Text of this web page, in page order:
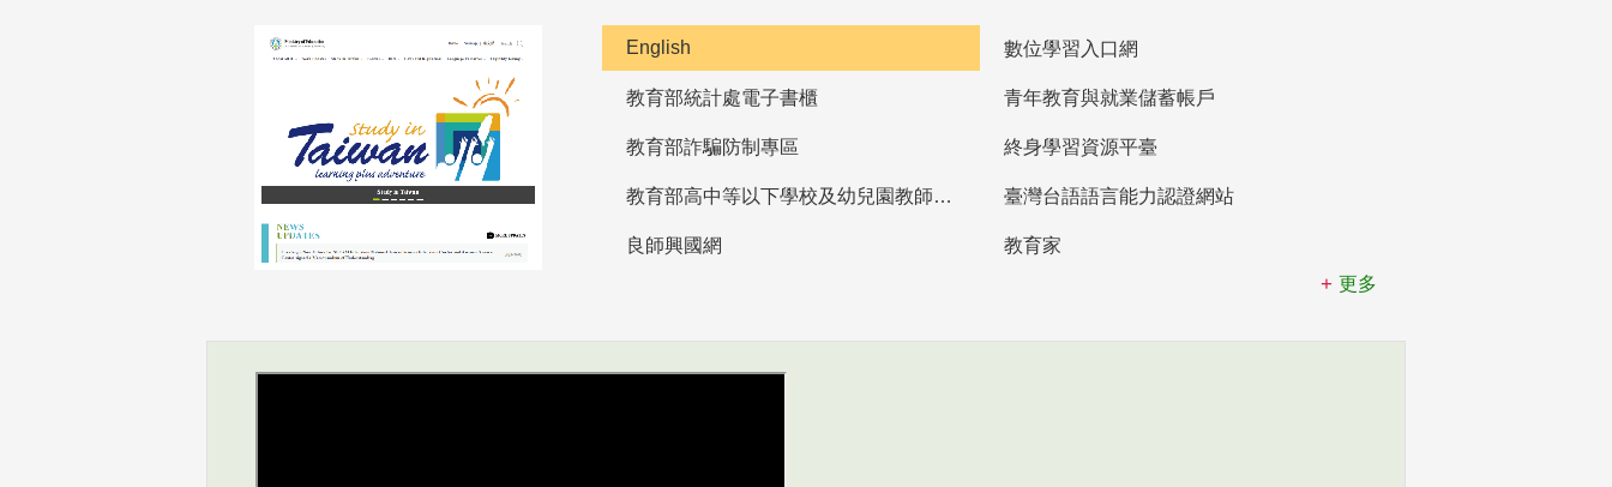
English 數位學習入口網
教育部統計處電子書櫃 青年教育與就業儲蓄帳戶
教育部詐騙防制專區 終身學習資源平臺
教育部高中等以下學校及幼兒園教師資格檢定考試 臺灣台語語言能力認證網站
良師興國網
教育家
更多